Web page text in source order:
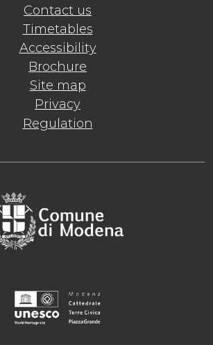
Contact us
Timetables
Accessibility
Brochure
Site map
Privacy
Regulation